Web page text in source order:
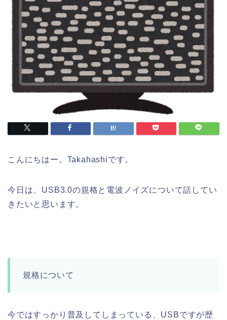
こんにちはー。Takahashiです。
今日は、USB3.0の規格と電波ノイズについて話してい
きたいと思います。
規格について
今ではすっかり普及してしまっている、USBですが歴